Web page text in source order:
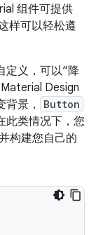
组件可提供
样可以轻松遵
定义，可以“降
Design
景，
Button
此类情况下，您
构建您自己的